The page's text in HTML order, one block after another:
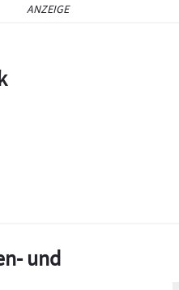
ANZEIGE
und